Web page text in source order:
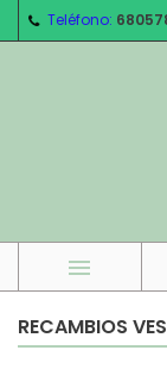
Teléfono:

RECAMBIOS